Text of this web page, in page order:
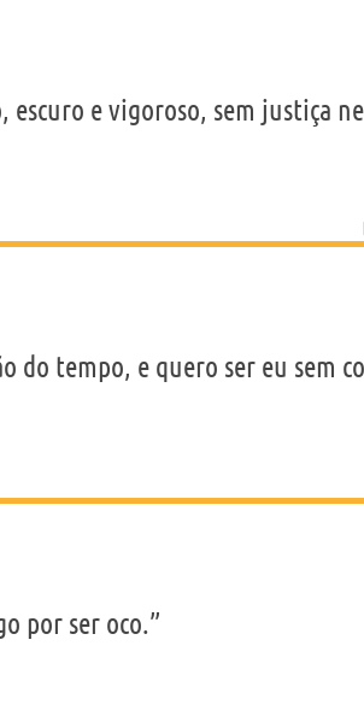
escuro e vigoroso, sem justiça
do tempo, e quero ser eu sem
por ser oco.”